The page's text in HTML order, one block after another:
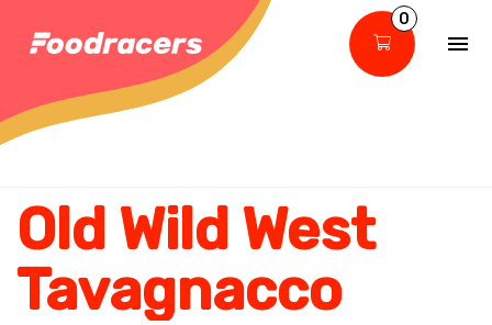
0
Old Wild West
Tavagnacco